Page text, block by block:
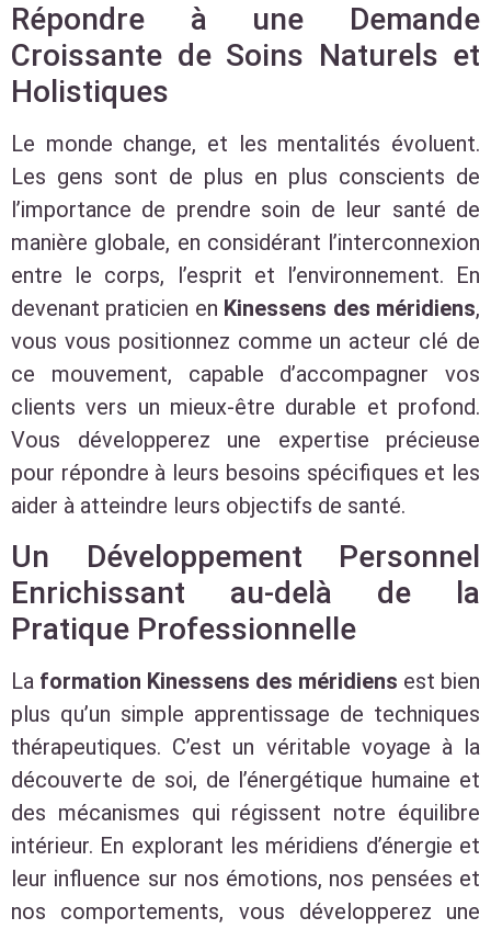
Répondre à une Demande
Croissante de Soins Naturels et
Holistiques
Le monde change, et les mentalités évoluent.
Les gens sont de plus en plus conscients de
l’importance de prendre soin de leur santé de
manière globale, en considérant l’interconnexion
entre le corps, l’esprit et l’environnement. En
devenant praticien en Kinessens des méridiens,
vous vous positionnez comme un acteur clé de
ce mouvement, capable d’accompagner vos
clients vers un mieux-être durable et profond.
Vous développerez une expertise précieuse
pour répondre à leurs besoins spécifiques et les
aider à atteindre leurs objectifs de santé.
Un Développement Personnel
Enrichissant au-delà de la
Pratique Professionnelle
La formation Kinessens des méridiens est bien
plus qu’un simple apprentissage de techniques
thérapeutiques. C’est un véritable voyage à la
découverte de soi, de l’énergétique humaine et
des mécanismes qui régissent notre équilibre
intérieur. En explorant les méridiens d’énergie et
leur influence sur nos émotions, nos pensées et
nos comportements, vous développerez une